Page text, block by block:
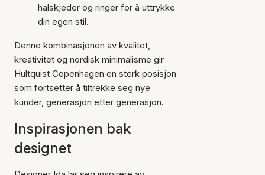
halskjeder og ringer for å uttrykke
din egen stil.
Denne kombinasjonen av kvalitet,
kreativitet og nordisk minimalisme gir
Hultquist Copenhagen en sterk posisjon
som fortsetter å tiltrekke seg nye
kunder, generasjon etter generasjon.
Inspirasjonen bak
designet